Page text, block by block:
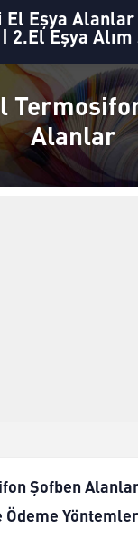
Alanlar
Şofben
Ödeme